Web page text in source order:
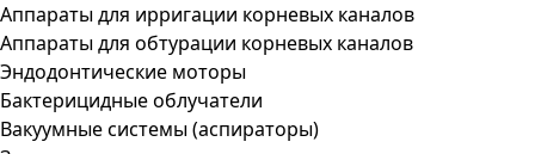
Аппараты для ирригации корневых каналов
Аппараты для обтурации корневых каналов
Эндодонтические моторы
Бактерицидные облучатели
Вакуумные системы (аспираторы)